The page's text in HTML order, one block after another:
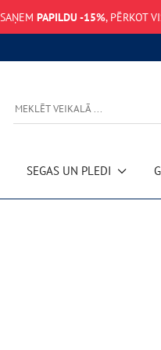
SAŅEM PAPILDU -15%, PĒRKOT
SEGAS UN PLEDI